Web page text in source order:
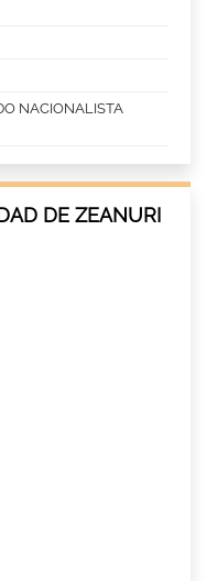
NACIONALISTA
DE ZEANURI